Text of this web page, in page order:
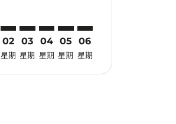
02
星期
03
星期
04
星期
05
星期
06
星期